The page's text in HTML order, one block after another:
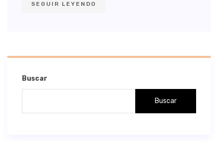
SEGUIR LEYENDO
Buscar
Buscar